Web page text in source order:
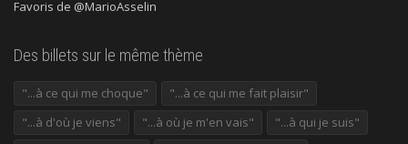
Favoris de @MarioAsselin
Des billets sur le même thème
"...à ce qui me choque"
"...à ce qui me fait plaisir"
"...à d'où je viens"
"...à où je m'en vais"
"...à qui je suis"